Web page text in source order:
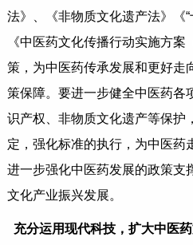
法》、《非物质文化遗产法》《“
《中医药文化传播行动实施方
策，为中医药传承发展和更好走
策保障。要进一步健全中医药各
识产权、非物质文化遗产等保护
定，强化标准的执行，为中医药
进一步强化中医药发展的政策支
文化产业振兴发展。
充分运用现代科技，扩大中医